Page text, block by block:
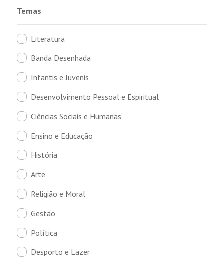
Temas
Literatura
Banda Desenhada
Infantis e Juvenis
Desenvolvimento Pessoal e Espiritual
Ciências Sociais e Humanas
Ensino e Educação
História
Arte
Religião e Moral
Gestão
Política
Desporto e Lazer